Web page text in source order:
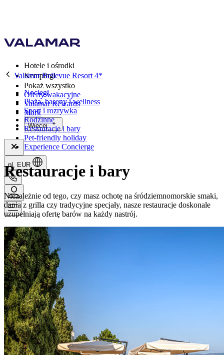
Hotele i ośrodki
Kempingi
Pokaż wszystko
Oferty wakacyjne
Valamar Rewards
Mark
Więcej
pl, EUR
Valamar Bellevue Resort 4*
Noclegi
Plaża, baseny i wellness
Sport i rozrywka
Rodzinne
Restauracje i bary
Pet-friendly holiday
Experience Concierge
Restauracje i bary
Niezależnie od tego, czy masz ochotę na śródziemnomorskie smaki,
dania z grilla czy tradycyjne specjały, nasze restauracje doskonale
uzupełniają ofertę barów na każdy nastrój.